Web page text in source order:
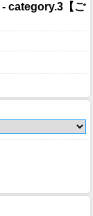
- category.3【ご